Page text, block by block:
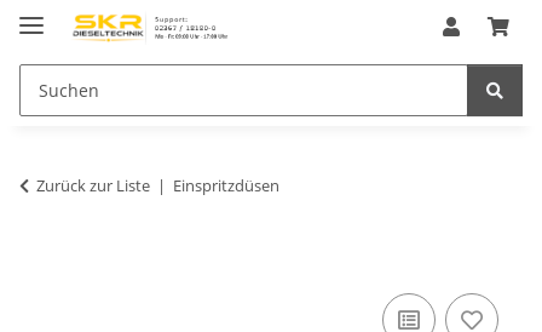
Zurück zur Liste Einspritzdüsen